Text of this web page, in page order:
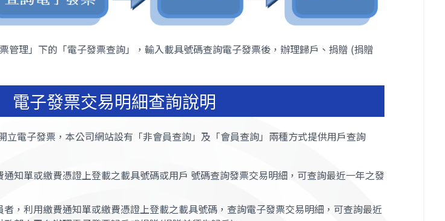
管理」下的「電子發票查詢」，輸入載具號碼查詢電子發票後，辦理歸戶、捐贈 (捐贈
電子發票交易明細查詢說明
立電子發票，本公司網站設有「非會員查詢」及「會員查詢」兩種方式提供用戶查詢
知單或繳費憑證上登載之載具號碼或用戶 號碼查詢發票交易明細，可查詢最近一年之發
，利用繳費通知單或繳費憑證上登載之載具號碼，查詢電子發票交易明細，可查詢最近